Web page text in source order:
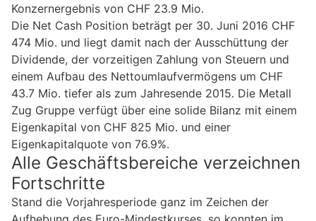
Konzernergebnis von CHF 23.9 Mio.
Die Net Cash Position beträgt per 30. Juni 2016 CHF
474 Mio. und liegt damit nach der Ausschüttung der
Dividende, der vorzeitigen Zahlung von Steuern und
einem Aufbau des Nettoumlaufvermögens um CHF
43.7 Mio. tiefer als zum Jahresende 2015. Die Metall
Zug Gruppe verfügt über eine solide Bilanz mit einem
Eigenkapital von CHF 825 Mio. und einer
Eigenkapitalquote von 76.9%.
Alle Geschäftsbereiche verzeichnen
Fortschritte
Stand die Vorjahresperiode ganz im Zeichen der